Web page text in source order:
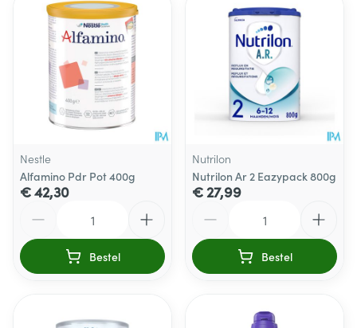
Nestle
Alfamino Pdr Pot 400g
€ 42,30
Bestel
Nutrilon
Nutrilon Ar 2 Eazypack 800g
€ 27,99
Bestel